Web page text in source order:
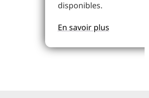
disponibles.
En savoir plus